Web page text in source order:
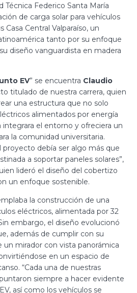
Técnica Federico Santa María
de carga solar para vehículos
Central Valparaíso, un
tanto por su enfoque
diseño vanguardista en madera
EV” se encuentra Claudio
titulado de nuestra carrera, quien
una estructura que no solo
alimentados por energía
integrara el entorno y ofreciera un
la comunidad universitaria.
proyecto debía ser algo más que
a soportar paneles solares”,
lideró el diseño del cobertizo
un enfoque sostenible.
la construcción de una
eléctricos, alimentada por 32
embargo, el diseño evolucionó
además de cumplir con su
mirador con vista panorámica
en un espacio de
“Cada una de nuestras
siempre a hacer evidente
así como los vehículos se